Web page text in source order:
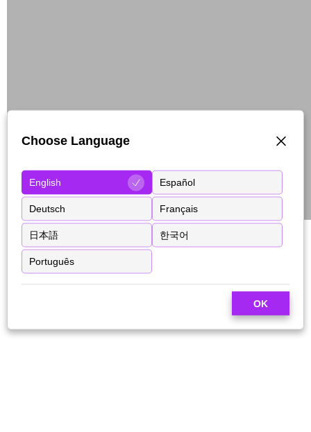
Choose Language
English Español
Deutsch Français
日本語 한국어
Português
OK